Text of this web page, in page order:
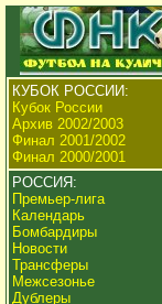
КУБОК РОССИИ:
Кубок России
Архив 2002/2003
Финал 2001/2002
Финал 2000/2001
РОССИЯ:
Премьер-лига
Календарь
Бомбардиры
Новости
Трансферы
Межсезонье
Дублеры